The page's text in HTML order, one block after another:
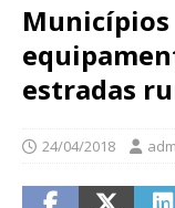
Municípios
estradas
24/04/2018